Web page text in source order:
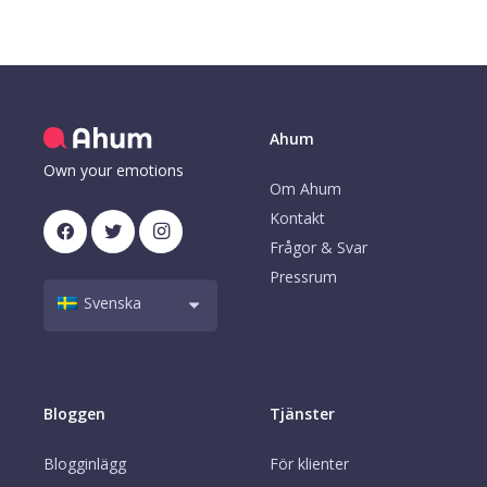
Own your emotions
Svenska
Ahum
Om Ahum
Kontakt
Frågor & Svar
Pressrum
Bloggen
Blogginlägg
Tjänster
För klienter